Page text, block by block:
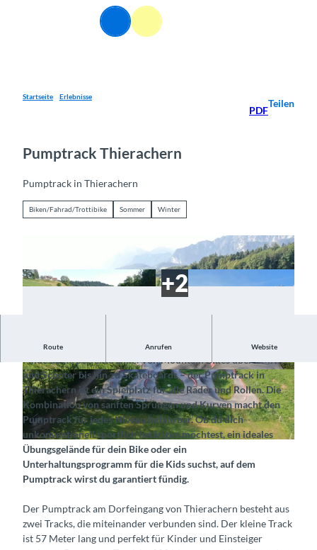
Suche Menü
Startseite Erlebnisse
PDF
Teilen
Pumptrack Thierachern
Pumptrack in Thierachern
Biken/Fahrad/Trottibike Sommer Winter
© Pumptrack Thierachern, Interlaken Tourismus | CC-BY-SA
© Pumptrack Thierachern, Interlaken Tourismus
| CC-BY-SA
© CC-BY-SA
Route Anrufen Website
Entdecke die actionreiche Wellenbahn
Finde deine perfekte Linie. Von Mountain Bikes über BMX’s
und Scooter bis hin zu Skateboards – der Pumptrack in
Thierachern ist ein Spielplatz für alle Räder und Rollen. Die
Kombination von sanften Sprüngen und Kurven macht den
Pumptrack für jedes Niveau befahrbar. Ob du dich
unkonventionell sportlich betätigen möchtest, ein ideales
Übungsgelände für dein Bike oder ein
Unterhaltungsprogramm für die Kids suchst, auf dem
Pumptrack wirst du garantiert fündig.
Der Pumptrack am Dorfeingang von Thierachern besteht aus
zwei Tracks, die miteinander verbunden sind. Der kleine Track
ist 57 Meter lang und perfekt für Kinder und Einsteiger